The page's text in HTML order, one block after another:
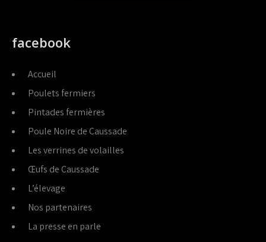
facebook
Accueil
Poulets fermiers
Pintades fermières
Poule Noire de Caussade
Les verrines de volailles
Œufs de Caussade
L’élevage
Nos partenaires
La presse en parle